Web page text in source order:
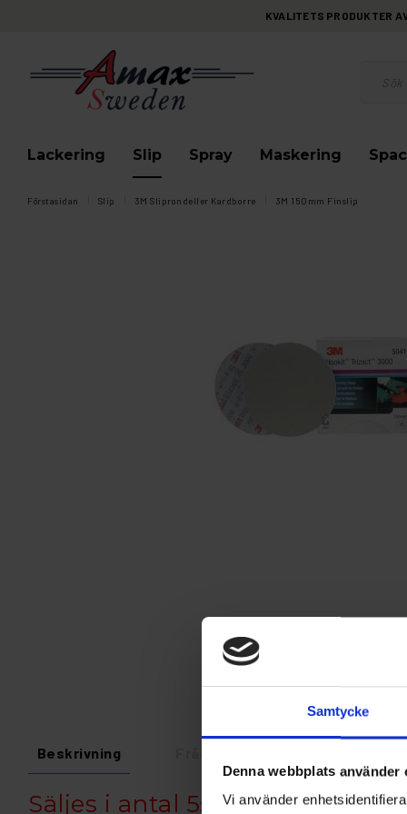
Samtycke
Denna webbplats använder
Vi använder
KVALITETS PRODUKTER
Lackering Slip Spray Maskering
Förstasidan Slip 3M Sliprondeller Kardborre 3M 150mm Finslip
Beskrivning
Säljes i antal 5st.